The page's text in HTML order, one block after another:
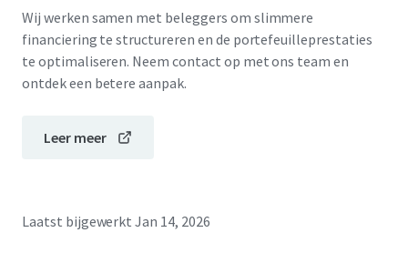
Wij werken samen met beleggers om slimmere
financiering te structureren en de portefeuilleprestaties
te optimaliseren. Neem contact op met ons team en
ontdek een betere aanpak.
Leer meer
Laatst bijgewerkt Jan 14, 2026